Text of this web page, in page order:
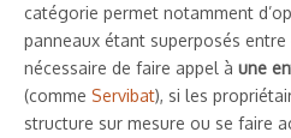
catégorie permet notamment
panneaux étant superposés
nécessaire de faire appel à une
(comme Servibat), si les
structure sur mesure ou se faire